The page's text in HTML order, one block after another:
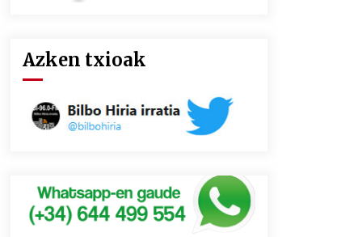
Azken txioak